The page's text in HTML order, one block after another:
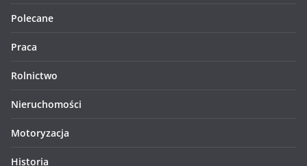
Polecane
Praca
Rolnictwo
Nieruchomości
Motoryzacja
Historia